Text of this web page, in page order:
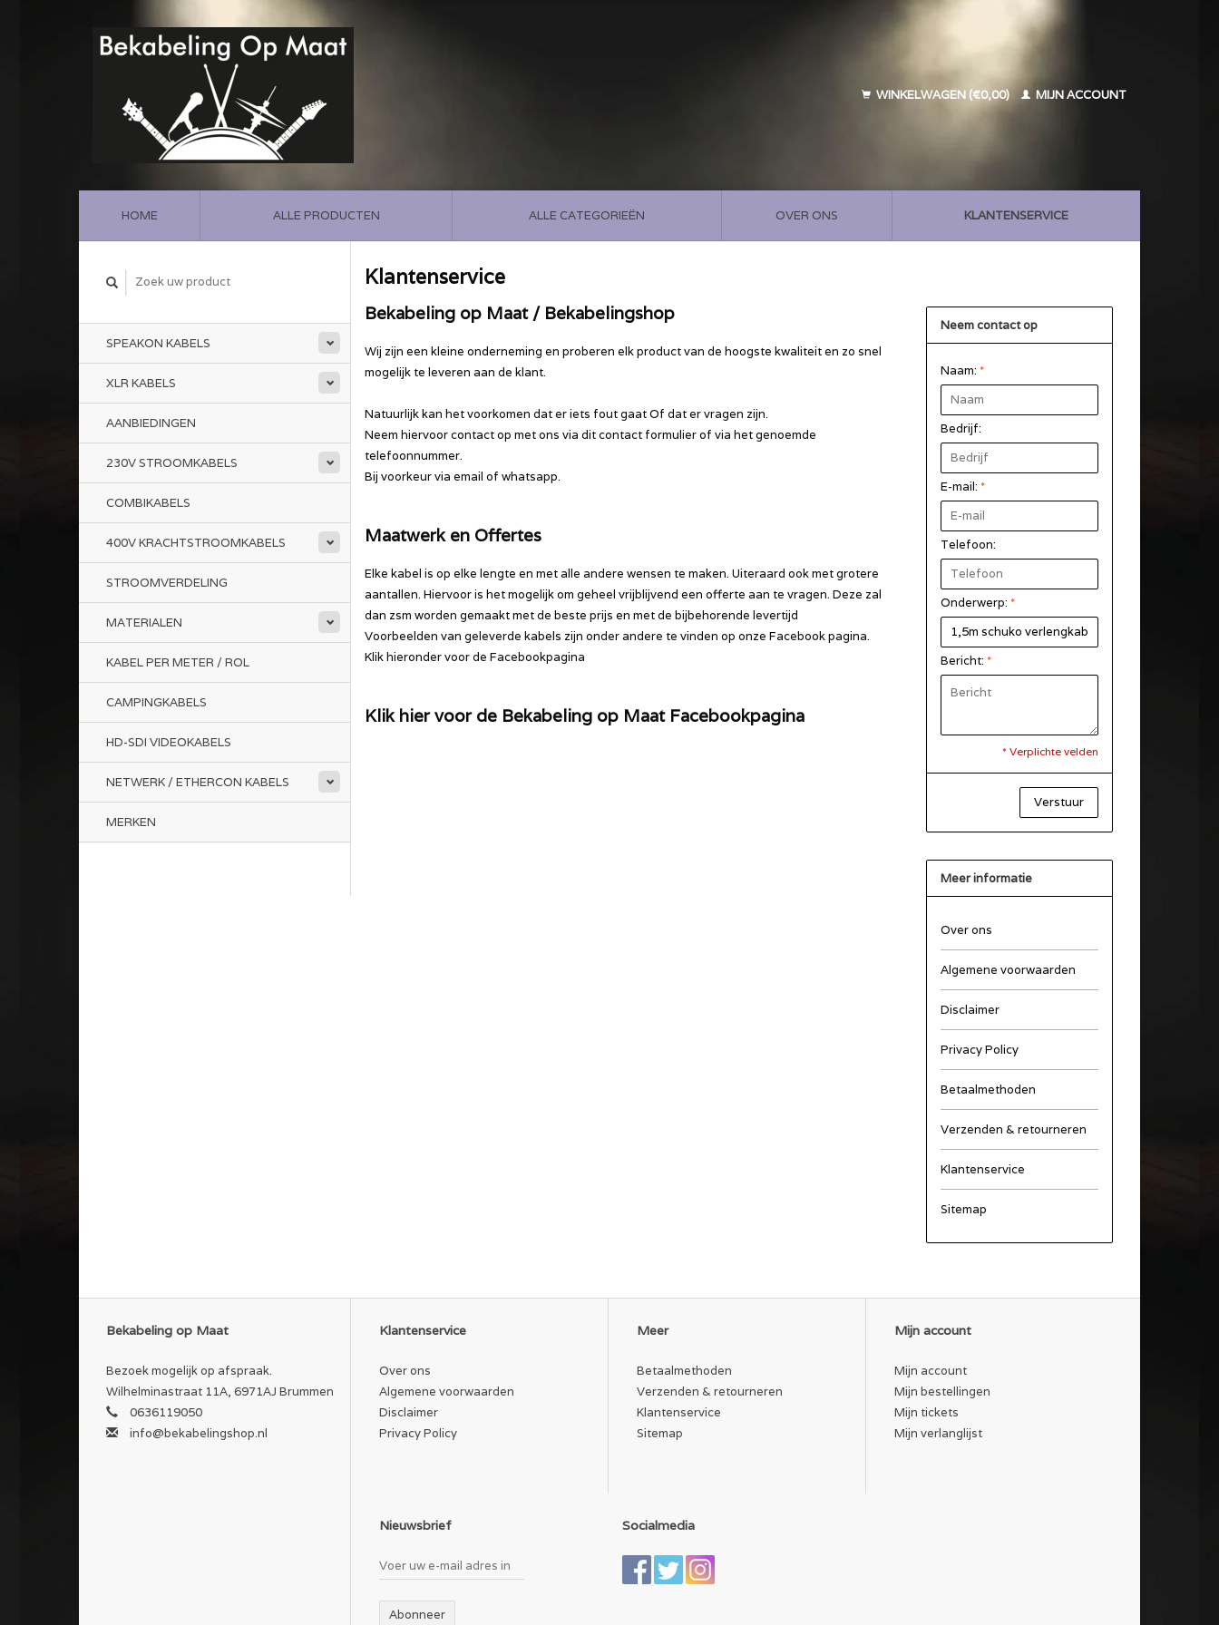
WINKELWAGEN (€0,00) MIJN ACCOUNT
HOME ALLE PRODUCTEN ALLE CATEGORIEËN OVER ONS KLANTENSERVICE
SPEAKON KABELS
XLR KABELS
AANBIEDINGEN
230V STROOMKABELS
COMBIKABELS
400V KRACHTSTROOMKABELS
STROOMVERDELING
MATERIALEN
KABEL PER METER / ROL
CAMPINGKABELS
HD-SDI VIDEOKABELS
NETWERK / ETHERCON KABELS
MERKEN
Klantenservice
Bekabeling op Maat / Bekabelingshop
Wij zijn een kleine onderneming en proberen elk product van de hoogste kwaliteit en zo snel
mogelijk te leveren aan de klant.
Natuurlijk kan het voorkomen dat er iets fout gaat Of dat er vragen zijn.
Neem hiervoor contact op met ons via dit contact formulier of via het genoemde
telefoonnummer.
Bij voorkeur via email of whatsapp.
Maatwerk en Offertes
Elke kabel is op elke lengte en met alle andere wensen te maken. Uiteraard ook met grotere
aantallen. Hiervoor is het mogelijk om geheel vrijblijvend een offerte aan te vragen. Deze zal
dan zsm worden gemaakt met de beste prijs en met de bijbehorende levertijd
Voorbeelden van geleverde kabels zijn onder andere te vinden op onze Facebook pagina.
Klik hieronder voor de Facebookpagina
Klik hier voor de Bekabeling op Maat Facebookpagina
Neem contact op
Naam: *
Bedrijf:
E-mail: *
Telefoon:
Onderwerp: *
Bericht: *
* Verplichte velden
Verstuur
Meer informatie
Over ons
Algemene voorwaarden
Disclaimer
Privacy Policy
Betaalmethoden
Verzenden & retourneren
Klantenservice
Sitemap
Bekabeling op Maat
Bezoek mogelijk op afspraak.
Wilhelminastraat 11A, 6971AJ Brummen
0636119050
info@bekabelingshop.nl
Klantenservice
Over ons
Algemene voorwaarden
Disclaimer
Privacy Policy
Meer
Betaalmethoden
Verzenden & retourneren
Klantenservice
Sitemap
Mijn account
Mijn account
Mijn bestellingen
Mijn tickets
Mijn verlanglijst
Nieuwsbrief
Abonneer
Socialmedia